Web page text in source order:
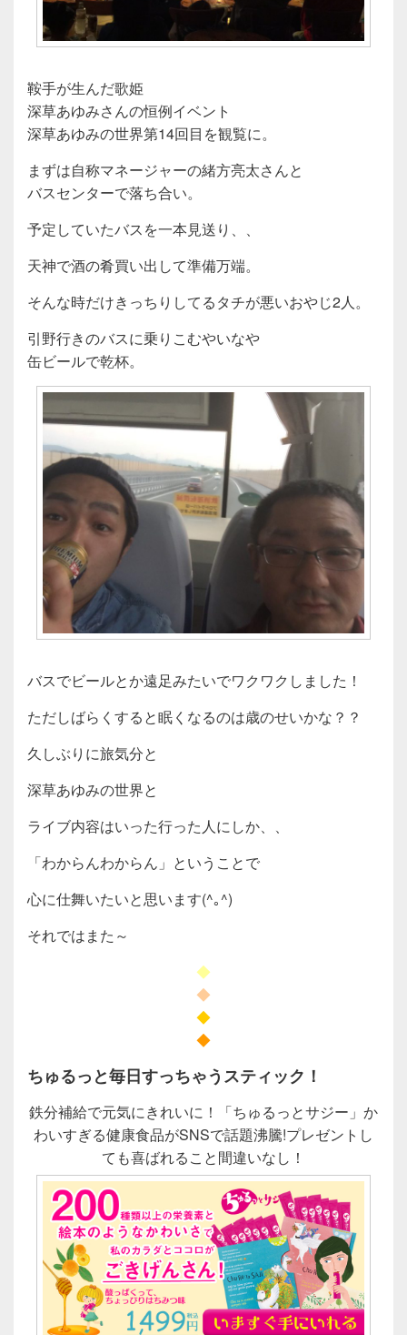
鞍手が生んだ歌姫
深草あゆみさんの恒例イベント
深草あゆみの世界第14回目を観覧に。
まずは自称マネージャーの緒方亮太さんと
バスセンターで落ち合い。
予定していたバスを一本見送り、、
天神で酒の肴買い出して準備万端。
そんな時だけきっちりしてるタチが悪いおやじ2人。
引野行きのバスに乗りこむやいなや
缶ビールで乾杯。
バスでビールとか遠足みたいでワクワクしました！
ただしばらくすると眠くなるのは歳のせいかな？？
久しぶりに旅気分と
深草あゆみの世界と
ライブ内容はいった行った人にしか、、
「わからんわからん」ということで
心に仕舞いたいと思います(^｡^)
それではまた～
◆
◆
◆
◆
ちゅるっと毎日すっちゃうスティック！
鉄分補給で元気にきれいに！「ちゅるっとサジー」か
わいすぎる健康食品がSNSで話題沸騰!プレゼントし
ても喜ばれること間違いなし！